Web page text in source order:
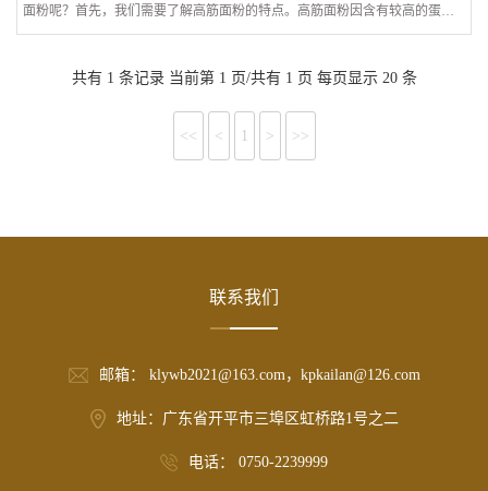
面粉呢？首先，我们需要了解高筋面粉的特点。高筋面粉因含有较高的蛋白
质，具有优异的韧性和延展性，可以增加食品的韧性和弹性，使制品更有口
共有 1 条记录 当前第 1 页/共有 1 页 每页显示 20 条
<< < 1 > >>
联系我们
邮箱： klywb2021@163.com，kpkailan@126.com
地址：广东省开平市三埠区虹桥路1号之二
电话： 0750-2239999